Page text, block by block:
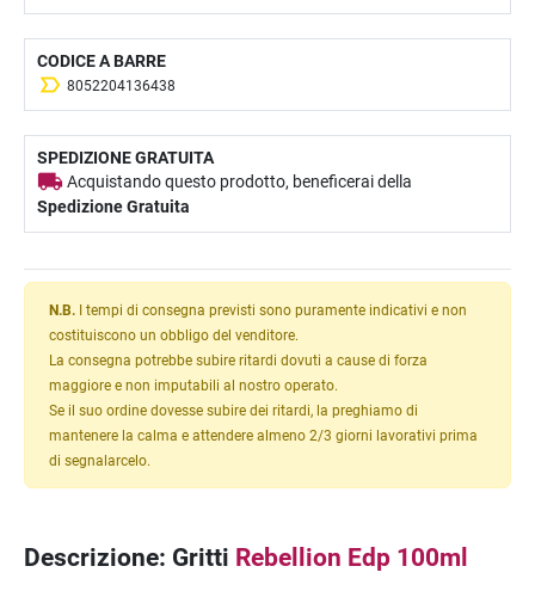
CODICE A BARRE
8052204136438
SPEDIZIONE GRATUITA
Acquistando questo prodotto, beneficerai della
Spedizione Gratuita
N.B. I tempi di consegna previsti sono puramente indicativi e non
costituiscono un obbligo del venditore.
La consegna potrebbe subire ritardi dovuti a cause di forza
maggiore e non imputabili al nostro operato.
Se il suo ordine dovesse subire dei ritardi, la preghiamo di
mantenere la calma e attendere almeno 2/3 giorni lavorativi prima
di segnalarcelo.
Descrizione: Gritti Rebellion Edp 100ml